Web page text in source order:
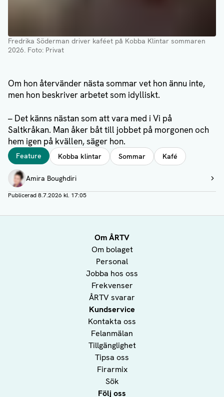
Fredrika Söderman driver kaféet på Kobba Klintar sommaren
2026. Foto: Privat
Om hon återvänder nästa sommar vet hon ännu inte,
men hon beskriver arbetet som idylliskt.
– Det känns nästan som att vara med i Vi på
Saltkråkan. Man åker båt till jobbet på morgonen och
hem igen på kvällen, säger hon.
Taggar
Feature Kobba klintar Sommar Kafé
Författare
Amira Boughdiri
Visa profil
Publicerad8.7.2026 kl. 17:05
Om ÅRTV
Om bolaget
Personal
Jobba hos oss
Frekvenser
ÅRTV svarar
Kundservice
Kontakta oss
Felanmälan
Tillgänglighet
Tipsa oss
Firarmix
Sök
Följ oss